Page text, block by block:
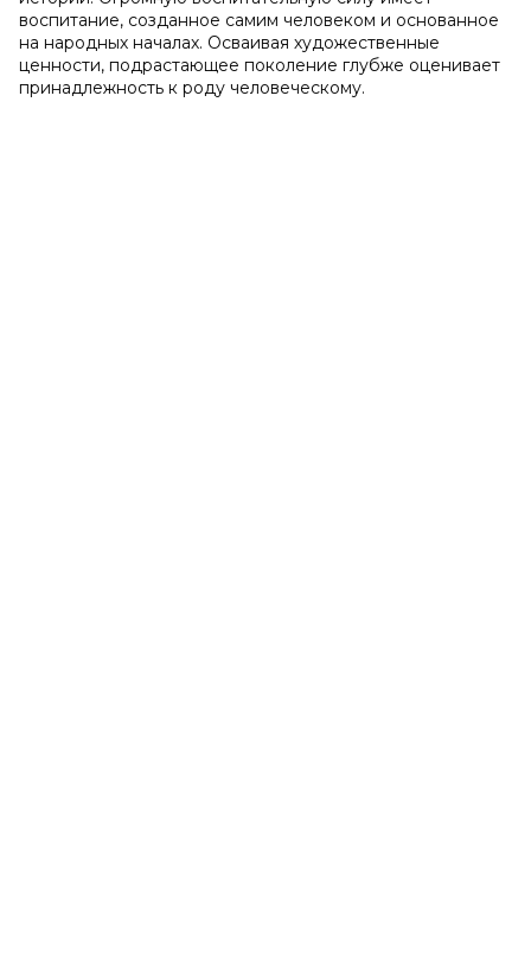
воспитание, созданное самим человеком и основанное
на народных началах. Осваивая художественные
ценности, подрастающее поколение глубже оценивает
принадлежность к роду человеческому.